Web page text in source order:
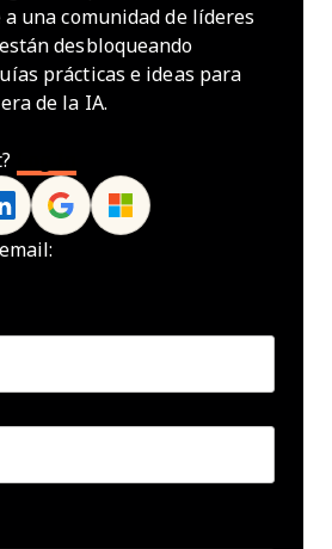
una comunidad de líderes
desbloqueando
prácticas e ideas para
de la IA.